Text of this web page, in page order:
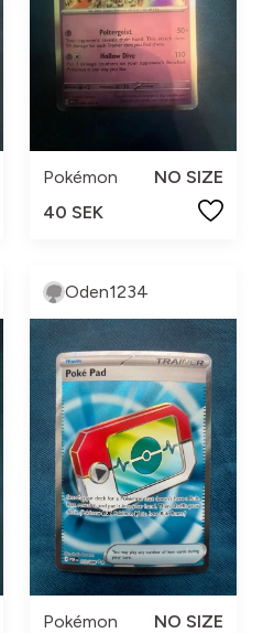
Pokémon
NO SIZE
40 SEK
Oden1234
Pokémon
NO SIZE